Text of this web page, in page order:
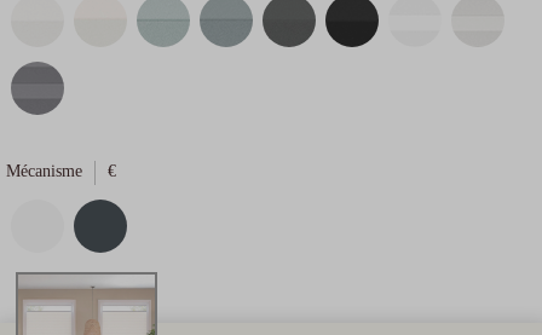
Payez
1ère
mensualité
Mécanisme €